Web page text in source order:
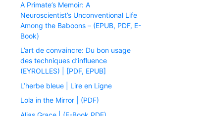
A Primate’s Memoir: A
Neuroscientist’s Unconventional Life
Among the Baboons – (EPUB, PDF, E-
Book)
L’art de convaincre: Du bon usage
des techniques d’influence
(EYROLLES) | [PDF, EPUB]
L’herbe bleue | Lire en Ligne
Lola in the Mirror | (PDF)